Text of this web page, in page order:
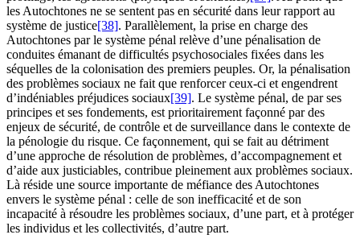
les Autochtones ne se sentent pas en sécurité dans leur rapport au
système de justice[38]. Parallèlement, la prise en charge des
Autochtones par le système pénal relève d’une pénalisation de
conduites émanant de difficultés psychosociales fixées dans les
séquelles de la colonisation des premiers peuples. Or, la pénalisation
des problèmes sociaux ne fait que renforcer ceux-ci et engendrent
d’indéniables préjudices sociaux[39]. Le système pénal, de par ses
principes et ses fondements, est prioritairement façonné par des
enjeux de sécurité, de contrôle et de surveillance dans le contexte de
la pénologie du risque. Ce façonnement, qui se fait au détriment
d’une approche de résolution de problèmes, d’accompagnement et
d’aide aux justiciables, contribue pleinement aux problèmes sociaux.
Là réside une source importante de méfiance des Autochtones
envers le système pénal : celle de son inefficacité et de son
incapacité à résoudre les problèmes sociaux, d’une part, et à protéger
les individus et les collectivités, d’autre part.